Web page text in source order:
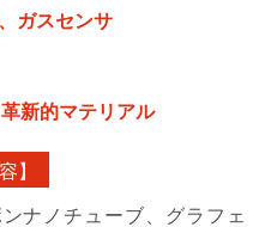
ガスセンサ
新的マテリアル
】
ナノチューブ、グラフェ